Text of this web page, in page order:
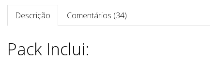
Descrição Comentários (34)
Pack Inclui: